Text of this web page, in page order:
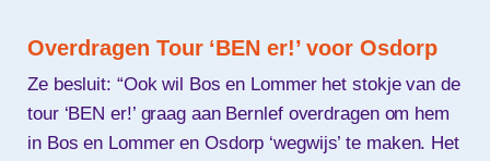
Overdragen Tour ‘BEN er!’ voor Osdorp
Ze besluit: “Ook wil Bos en Lommer het stokje van de
tour ‘BEN er!’ graag aan Bernlef overdragen om hem
in Bos en Lommer en Osdorp ‘wegwijs’ te maken. Het